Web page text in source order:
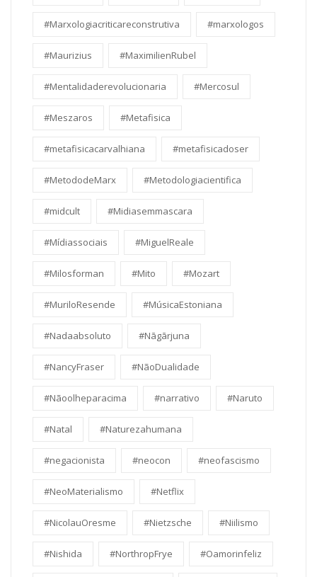
#Marxologiacriticareconstrutiva #marxologos
#Maurizius #MaximilienRubel
#Mentalidaderevolucionaria #Mercosul
#Meszaros #Metafisica
#metafisicacarvalhiana #metafisicadoser
#MetododeMarx #Metodologiacientifica
#midcult #Midiasemmascara
#Mídiassociais #MiguelReale
#Milosforman #Mito #Mozart
#MuriloResende #MúsicaEstoniana
#Nadaabsoluto #Nāgārjuna
#NancyFraser #NãoDualidade
#Nãoolheparacima #narrativo #Naruto
#Natal #Naturezahumana
#negacionista #neocon #neofascismo
#NeoMaterialismo #Netflix
#NicolauOresme #Nietzsche #Niilismo
#Nishida #NorthropFrye #Oamorinfeliz